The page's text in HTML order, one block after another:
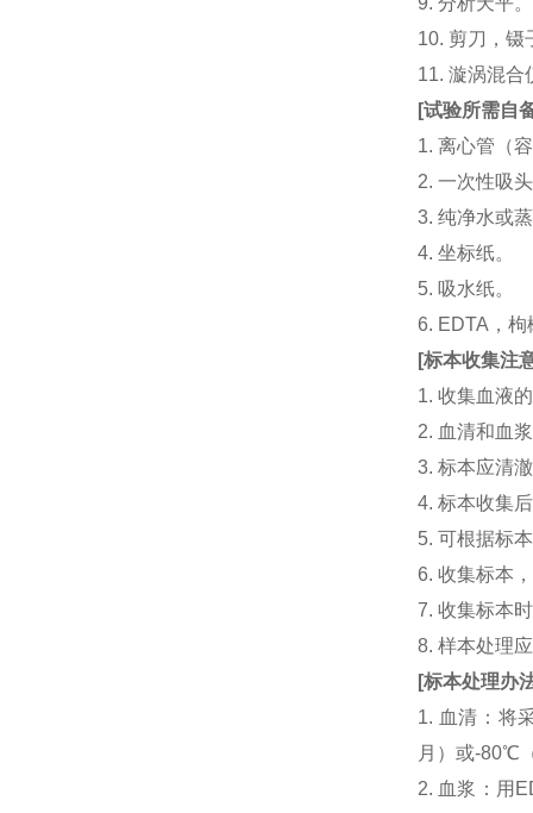
10. 剪刀，镊
11. 漩涡混
[试验所需自
1. 离心管（
2. 一次性吸
3. 纯净水或
4. 坐标纸。
5. 吸水纸。
6. EDTA，
[标本收集注
1. 收集血液
2. 血清和血
3. 标本应清
4. 标本收集
5. 可根据标
6. 收集标本
7. 收集标本
8. 样本处理
[标本处理办
1. 血清：将
月）或-80℃
2. 血浆：用